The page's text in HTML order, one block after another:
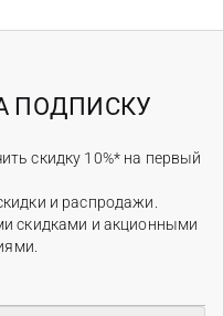
ПОДПИСКУ
скидку 10%* на первый
и распродажи.
скидками и акционными